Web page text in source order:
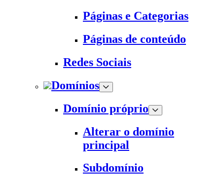
Páginas e Categorias
Páginas de conteúdo
Redes Sociais
Domínios
Domínio próprio
Alterar o domínio
principal
Subdomínio